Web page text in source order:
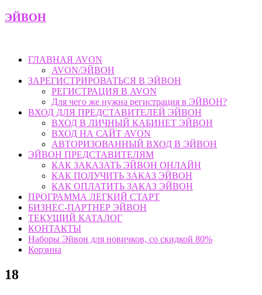
Skip
ЭЙВОН
ГЛАВНАЯ AVON
AVON/ЭЙВОН
ЗАРЕГИСТРИРОВАТЬСЯ В ЭЙВОН
РЕГИСТРАЦИЯ В AVON
Для чего же нужна регистрация в ЭЙВОН?
ВХОД ДЛЯ ПРЕДСТАВИТЕЛЕЙ ЭЙВОН
ВХОД В ЛИЧНЫЙ КАБИНЕТ ЭЙВОН
ВХОД НА САЙТ AVON
АВТОРИЗОВАННЫЙ ВХОД В ЭЙВОН
ЭЙВОН ПРЕДСТАВИТЕЛЯМ
КАК ЗАКАЗАТЬ ЭЙВОН ОНЛАЙН
КАК ПОЛУЧИТЬ ЗАКАЗ ЭЙВОН
КАК ОПЛАТИТЬ ЗАКАЗ ЭЙВОН
ПРОГРАММА ЛЕГКИЙ СТАРТ
БИЗНЕС-ПАРТНЕР ЭЙВОН
ТЕКУЩИЙ КАТАЛОГ
КОНТАКТЫ
Наборы Эйвон для новичков, со скидкой 80%
Корзина
18